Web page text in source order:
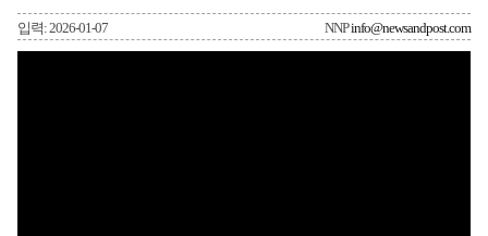
입력: 2026-01-07 NNPinfo@newsandpost.com